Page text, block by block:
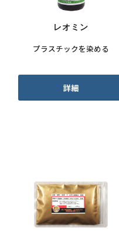
レオミン
プラスチックを染める
詳細